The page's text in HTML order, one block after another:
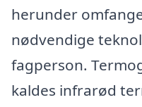
herunder
nødvendige
fagperson.
kaldes infrarød